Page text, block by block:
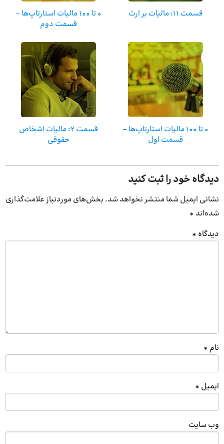
قسمت 11: مالیات بر ارث
0 تا 100 مالیات استارتاپ‌ها –
قسمت دوم
0 تا 100 مالیات استارتاپ‌ها –
قسمت اول
قسمت 2: مالیات اشخاص
حقوقی
دیدگاه خود را ثبت کنید
نشانی ایمیل شما منتشر نخواهد شد. بخش‌های موردنیاز علامت‌گذاری
شده‌اند *
دیدگاه *
نام *
ایمیل *
وب‌ سایت